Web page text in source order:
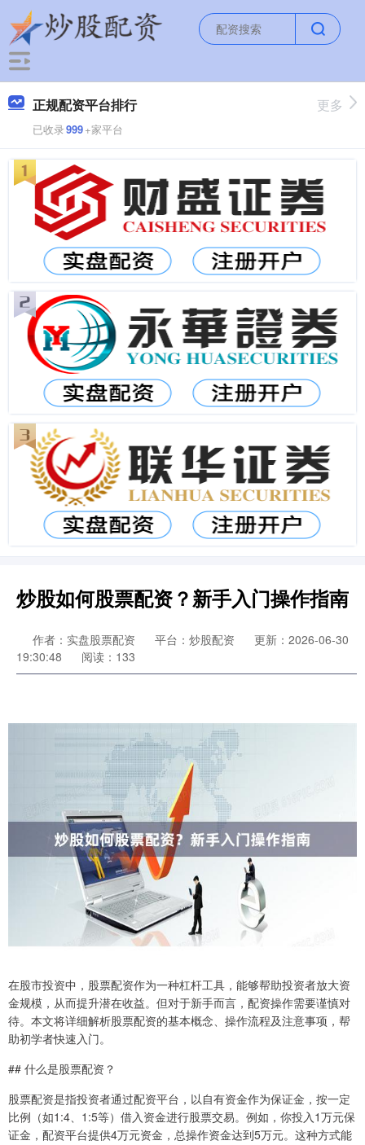
正规配资平台排行
已收录999+家平台
更多
炒股如何股票配资？新手入门操作指南
作者：实盘股票配资 平台：炒股配资
更新：2026-06-30
19:30:48
阅读：133
在股市投资中，股票配资作为一种杠杆工具，能够帮助投资者放大资
金规模，从而提升潜在收益。但对于新手而言，配资操作需要谨慎对
待。本文将详细解析股票配资的基本概念、操作流程及注意事项，帮
助初学者快速入门。
## 什么是股票配资？
股票配资是指投资者通过配资平台，以自有资金作为保证金，按一定
比例（如1:4、1:5等）借入资金进行股票交易。例如，你投入1万元保
证金，配资平台提供4万元资金，总操作资金达到5万元。这种方式能